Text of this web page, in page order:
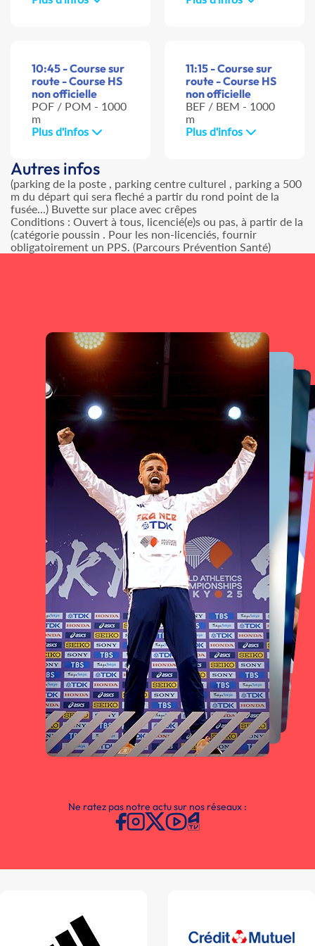
10:45 - Course sur
route - Course HS
non officielle
POF / POM - 1000
m
Plus d'infos
11:15 - Course sur
route - Course HS
non officielle
BEF / BEM - 1000
m
Plus d'infos
Autres infos
(parking de la poste , parking centre culturel , parking a 500
m du départ qui sera fleché a partir du rond point de la
fusée...) Buvette sur place avec crêpes
Conditions : Ouvert à tous, licencié(e)s ou pas, à partir de la
(catégorie poussin . Pour les non-licenciés, fournir
obligatoirement un PPS. (Parcours Prévention Santé)
Ne ratez pas notre actu sur nos réseaux :